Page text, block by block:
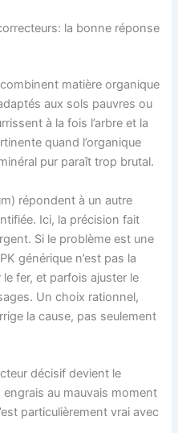
la bonne réponse
matière organique
aux sols pauvres ou
à la fois l’arbre et la
quand l’organique
pur paraît trop brutal.
répondent à un autre
Ici, la précision fait
Si le problème est une
générique n’est pas la
fer, et parfois ajuster le
Un choix rationnel,
la cause, pas seulement
décisif devient le
au mauvais moment
particulièrement vrai avec